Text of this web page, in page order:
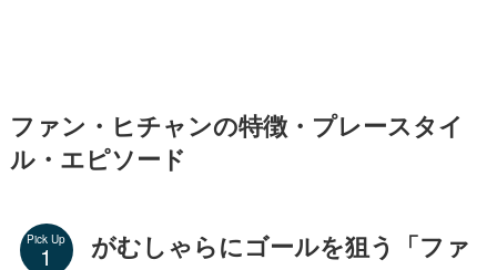
ファン・ヒチャンの特徴・プレースタイ
ル・エピソード
Pick Up
がむしゃらにゴールを狙う「ファ